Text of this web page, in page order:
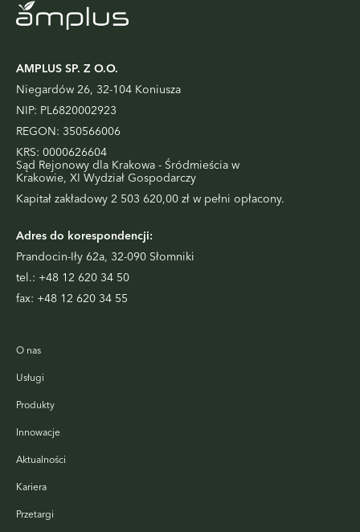
AMPLUS SP. Z O.O.
Niegardów 26, 32-104 Koniusza
NIP: PL6820002923
REGON: 350566006
KRS: 0000626604
Sąd Rejonowy dla Krakowa - Śródmieścia w
Krakowie, XI Wydział Gospodarczy
Kapitał zakładowy 2 503 620,00 zł w pełni opłacony.
Adres do korespondencji:
Prandocin-Iły 62a, 32-090 Słomniki
tel.: +48 12 620 34 50
fax: +48 12 620 34 55
O nas
Usługi
Produkty
Innowacje
Aktualności
Kariera
Przetargi